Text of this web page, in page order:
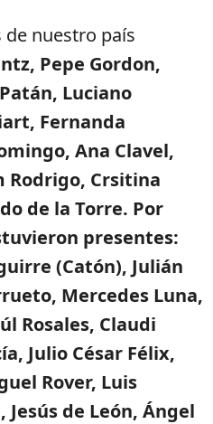
de nuestro país
Pepe Gordon,
Luciano
Fernanda
Ana Clavel,
Rodrigo, Crsitina
de la Torre. Por
presentes:
(Catón), Julián
Mercedes Luna,
Rosales, Claudi
Julio César Félix,
Rover, Luis
Jesús de León, Ángel